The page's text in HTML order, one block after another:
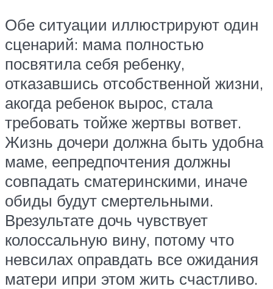
Обе ситуации иллюстрируют один
сценарий: мама полностью
посвятила себя ребенку,
отказавшись отсобственной жизни,
акогда ребенок вырос, стала
требовать тойже жертвы вответ.
Жизнь дочери должна быть удобна
маме, еепредпочтения должны
совпадать сматеринскими, иначе
обиды будут смертельными.
Врезультате дочь чувствует
колоссальную вину, потому что
невсилах оправдать все ожидания
матери ипри этом жить счастливо.